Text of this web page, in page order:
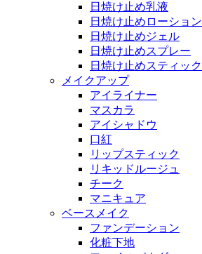
日焼け止め乳液
日焼け止めローション
日焼け止めジェル
日焼け止めスプレー
日焼け止めスティック
メイクアップ
アイライナー
マスカラ
アイシャドウ
口紅
リップスティック
リキッドルージュ
チーク
マニキュア
ベースメイク
ファンデーション
化粧下地